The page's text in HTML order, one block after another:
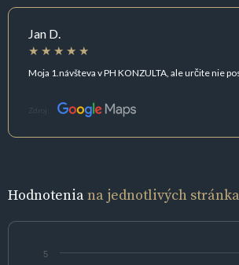
Jan D.
Moja 1.návšteva v PH KONZULTA, ale určite nie
Zdroj:
Hodnoteniana jednotlivých
5